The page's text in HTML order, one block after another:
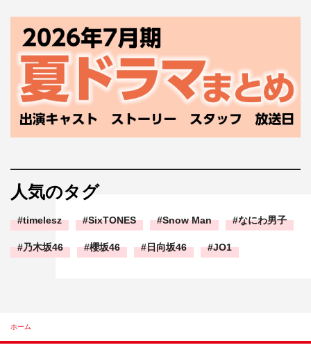
人気のタグ
timelesz SixTONES Snow Man なにわ男子
乃木坂46 櫻坂46 日向坂46 JO1
ホーム